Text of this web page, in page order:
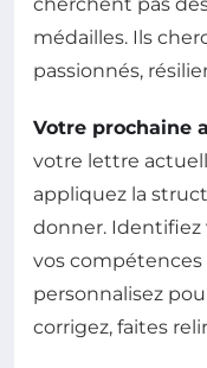
médailles. Ils
passionnés,
Votre prochaine
votre lettre
appliquez la
donner. Identifiez
vos
personnalisez
corrigez, faites